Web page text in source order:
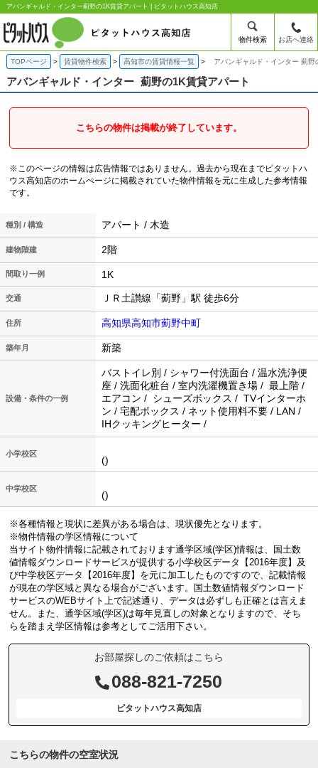
アバンギャルド・インター薊野の1K賃貸アパート | ピタットハウス高知店
物件検索 お店へ連絡
TOPページ 賃貸物件検索 高知市の賃貸情報一覧 アバンギャルド・インター 薊野
アバンギャルド・インター 薊野の1K賃貸アパート
こちらの物件は掲載が終了しています。
※このページの情報は広告情報ではありません。過去から現在までピタットハ
ウス高知店のホームぺージに掲載されていた物件情報を元に生成した参考情報
です。
種別 / 構造 アパート / 木造
建物階建 2階
間取り一例 1K
交通 ＪＲ土讃線「薊野」駅 徒歩6分
住所 高知県高知市薊野中町
築年月 新築
設備・条件の一例
バストイレ別 / シャワー付洗面台 / 温水洗浄便
座 / 洗面化粧台 / 室内洗濯機置き場 / 最上階 /
エアコン / シューズボックス / TVインターホ
ン / 宅配ボックス / ネット使用料不要 / LAN /
IHクッキングヒーター /
小学校区
()
中学校区
()
※各種情報と現状に差異がある場合は、現状優先となります。
※物件情報の学区情報について
当サイト物件情報に記載されております通学区域(学区)情報は、国土数
値情報ダウンロードサービスが提供する小学校区データ【2016年度】及
び中学校区データ【2016年度】を元に加工したものですので、記載情報
が現在の学区域と異なる場合がございます。国土数値情報ダウンロード
サービスのWEBサイト上で記述通り、データは必ずしも正確とは言えま
せん。また、通学区域(学区)は毎年見直しの対象となりますので、そち
らを踏まえ学区情報は参考としてご活用下さい。
お部屋探しのご依頼はこちら
088-821-7250
ピタットハウス高知店
こちらの物件の空室状況